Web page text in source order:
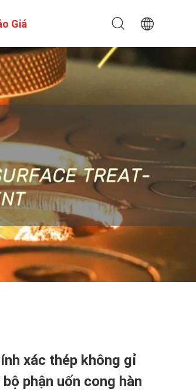
Giá
xác thép không gỉ
phận uốn cong hàn